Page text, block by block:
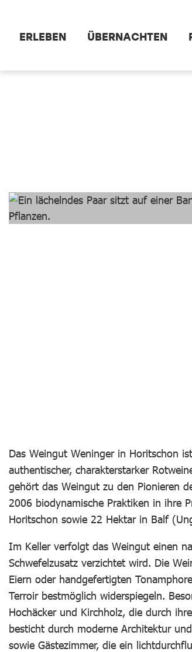
ERLEBEN ÜBERNACHTEN
Das Weingut Weninger in Horitschon
authentischer, charakterstarker
gehört das Weingut zu den Pionieren
2006 biodynamische Praktiken in ihre
Horitschon sowie 22 Hektar in Balf
Im Keller verfolgt das Weingut einen
Schwefelzusatz verzichtet wird. Die
Eiern oder handgefertigten
Terroir bestmöglich widerspiegeln.
Hochäcker und Kirchholz, die durch
besticht durch moderne Architektur
sowie Gästezimmer, die ein